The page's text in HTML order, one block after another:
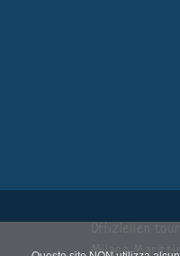
Milano